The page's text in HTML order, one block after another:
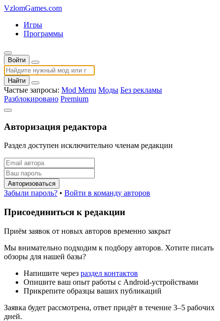
VzlomGames.com
Игры
Программы
Войти
Найти
Частые запросы: Mod Menu Моды Без рекламы
Разблокировано Premium
Авторизация редактора
Раздел доступен исключительно членам редакции
Авторизоваться
Забыли пароль? • Войти в команду авторов
Присоединиться к редакции
Приём заявок от новых авторов временно закрыт
Мы внимательно подходим к подбору авторов. Хотите писать
обзоры для нашей базы?
Напишите через раздел контактов
Опишите ваш опыт работы с Android-устройствами
Прикрепите образцы ваших публикаций
Заявка будет рассмотрена, ответ придёт в течение 3–5 рабочих
дней.